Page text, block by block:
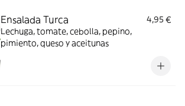
Ensalada Turca
4,95 €
Lechuga, tomate, cebolla, pepino,
pimiento, queso y aceitunas